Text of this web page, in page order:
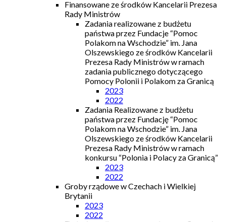
Finansowane ze środków Kancelarii Prezesa
Rady Ministrów
Zadania realizowane z budżetu
państwa przez Fundacje “Pomoc
Polakom na Wschodzie” im. Jana
Olszewskiego ze środków Kancelarii
Prezesa Rady Ministrów w ramach
zadania publicznego dotyczącego
Pomocy Polonii i Polakom za Granicą
2023
2022
Zadania Realizowane z budżetu
państwa przez Fundację “Pomoc
Polakom na Wschodzie” im. Jana
Olszewskiego ze środków Kancelarii
Prezesa Rady Ministrów w ramach
konkursu “Polonia i Polacy za Granicą”
2023
2022
Groby rządowe w Czechach i Wielkiej
Brytanii
2023
2022